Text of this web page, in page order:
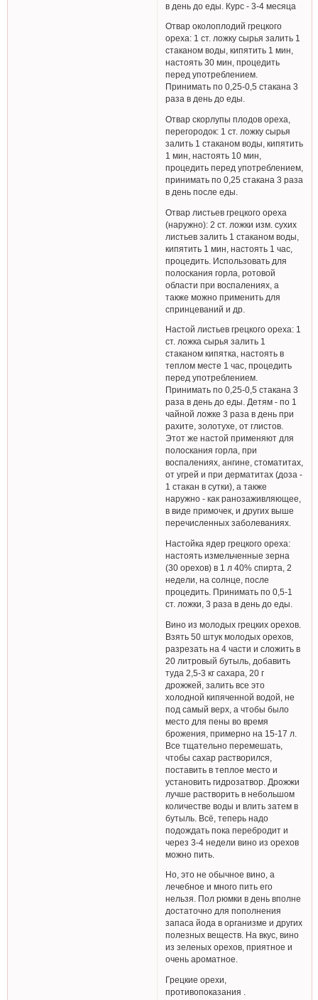
в день до еды. Курс - 3-4 месяца
Отвар околоплодий грецкого
ореха: 1 ст. ложку сырья залить 1
стаканом воды, кипятить 1 мин,
настоять 30 мин, процедить
перед употреблением.
Принимать по 0,25-0,5 стакана 3
раза в день до еды.
Отвар скорлупы плодов ореха,
перегородок: 1 ст. ложку сырья
залить 1 стаканом воды, кипятить
1 мин, настоять 10 мин,
процедить перед употреблением,
принимать по 0,25 стакана 3 раза
в день после еды.
Отвар листьев грецкого ореха
(наружно): 2 ст. ложки изм. сухих
листьев залить 1 стаканом воды,
кипятить 1 мин, настоять 1 час,
процедить. Использовать для
полоскания горла, ротовой
области при воспалениях, а
также можно применить для
спринцеваний и др.
Настой листьев грецкого ореха: 1
ст. ложка сырья залить 1
стаканом кипятка, настоять в
теплом месте 1 час, процедить
перед употреблением.
Принимать по 0,25-0,5 стакана 3
раза в день до еды. Детям - по 1
чайной ложке 3 раза в день при
рахите, золотухе, от глистов.
Этот же настой применяют для
полоскания горла, при
воспалениях, ангине, стоматитах,
от угрей и при дерматитах (доза -
1 стакан в сутки), а также
наружно - как ранозаживляющее,
в виде примочек, и других выше
перечисленных заболеваниях.
Настойка ядер грецкого ореха:
настоять измельченные зерна
(30 орехов) в 1 л 40% спирта, 2
недели, на солнце, после
процедить. Принимать по 0,5-1
ст. ложки, 3 раза в день до еды.
Вино из молодых грецких орехов.
Взять 50 штук молодых орехов,
разрезать на 4 части и сложить в
20 литровый бутыль, добавить
туда 2,5-3 кг сахара, 20 г
дрожжей, залить все это
холодной кипяченной водой, не
под самый верх, а чтобы было
место для пены во время
брожения, примерно на 15-17 л.
Все тщательно перемешать,
чтобы сахар растворился,
поставить в теплое место и
установить гидрозатвор. Дрожжи
лучше растворить в небольшом
количестве воды и влить затем в
бутыль. Всё, теперь надо
подождать пока перебродит и
через 3-4 недели вино из орехов
можно пить.
Но, это не обычное вино, а
лечебное и много пить его
нельзя. Пол рюмки в день вполне
достаточно для пополнения
запаса йода в организме и других
полезных веществ. На вкус, вино
из зеленых орехов, приятное и
очень ароматное.
Грецкие орехи,
противопоказания .